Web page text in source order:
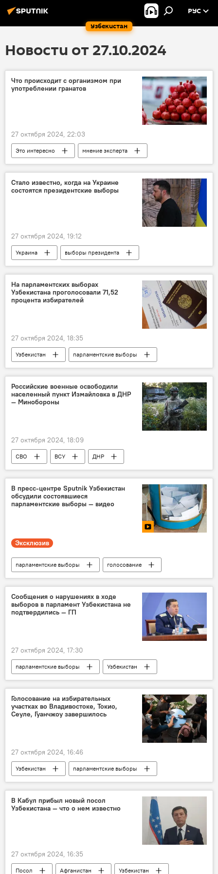
Узбекистан
РУС
Новости от 27.10.2024
Что происходит с организмом при
употреблении гранатов
27 октября 2024, 22:03
Это интересно
мнение эксперта
витамины
еда продукты
Стало известно, когда на Украине
состоятся президентские выборы
27 октября 2024, 19:12
Украина
выборы президента
Россия
Владимир Путин
Верховная Рада
БРИКС
В мире
На парламентских выборах
Узбекистана проголосовали 71,52
процента избирателей
27 октября 2024, 18:35
Узбекистан
парламентские выборы
голосование
Брифинг
ЦИК Узбекистана
Российские военные освободили
населенный пункт Измайловка в ДНР
— Минобороны
27 октября 2024, 18:09
СВО ВСУ
ДНР
безопасность
Россия
Украина
Спецоперация России по защите Донбасса
В пресс-центре Sputnik Узбекистан
обсудили состоявшиеся
парламентские выборы — видео
Эксклюзив
парламентские выборы
голосование
пресс-конференция
Пресс-центр
СНГ
Сообщения о нарушениях в ходе
выборов в парламент Узбекистана не
подтвердились — ГП
27 октября 2024, 17:30
парламентские выборы
Узбекистан
голосование
Генпрокуратура Узбекистана
Голосование на избирательных
участках во Владивостоке, Токио,
Сеуле, Гуанчжоу завершилось
27 октября 2024, 16:46
Узбекистан
парламентские выборы
ЦИК Узбекистана
голосование
В Кабул прибыл новый посол
Узбекистана — что о нем известно
27 октября 2024, 16:35
Посол Афганистан Узбекистан